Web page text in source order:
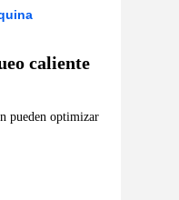
caliente
pueden optimizar